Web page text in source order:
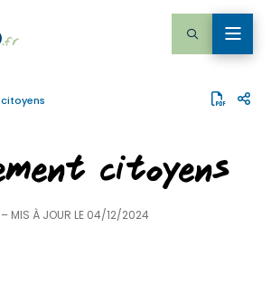
citoyens
– MIS À JOUR LE 04/12/2024